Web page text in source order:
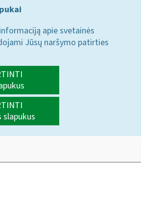
apie svetainės
Jūsų naršymo patirties
slapukus